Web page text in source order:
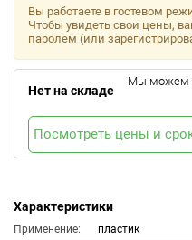
Характеристики
Применение:
пластик
Вы работаете в гостевом
Чтобы увидеть свои цены,
паролем (или
Нет на складе
Мы можем
Посмотреть цены и